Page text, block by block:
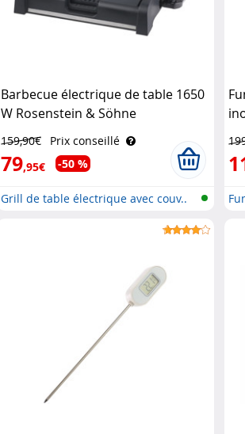
Barbecue électrique de table 1650
W Rosenstein & Söhne
159,90€ Prix conseillé
79,95€ -50 %
Grill de table électrique avec couv..